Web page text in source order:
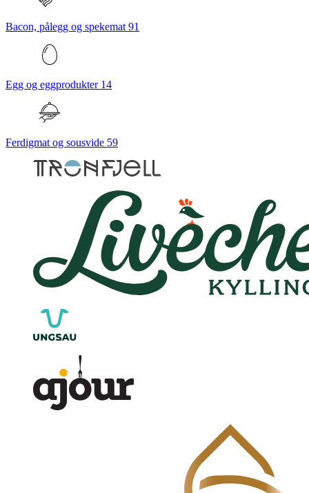
Bacon, pålegg og spekemat 91
Egg og eggprodukter 14
Ferdigmat og sousvide 59